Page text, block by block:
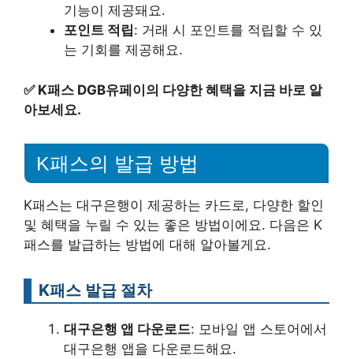
기능이 제공돼요.
포인트 적립: 거래 시 포인트를 적립할 수 있
는 기회를 제공해요.
✅ K패스 DGB유페이의 다양한 혜택을 지금 바로 알
아보세요.
K패스의 발급 방법
K패스는 대구은행이 제공하는 카드로, 다양한 할인
및 혜택을 누릴 수 있는 좋은 방법이에요. 다음은 K
패스를 발급하는 방법에 대해 알아볼게요.
K패스 발급 절차
대구은행 앱 다운로드: 모바일 앱 스토어에서
대구은행 앱을 다운로드해요.